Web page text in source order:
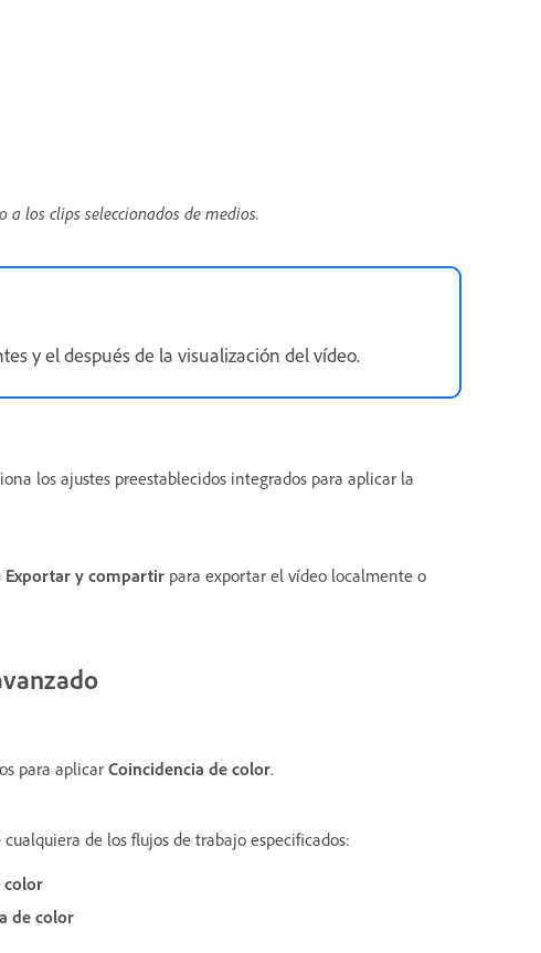
los clips seleccionados de medios.
y el después de la visualización del vídeo.
los ajustes preestablecidos integrados para aplicar la
Exportar y compartir para exportar el vídeo localmente o
para aplicar Coincidencia de color.
de los flujos de trabajo especificados:
color
de color